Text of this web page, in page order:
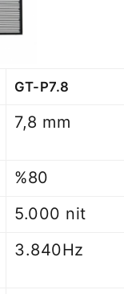
GT-P7.8
7,8 mm
%80
5.000 nit
3.840Hz